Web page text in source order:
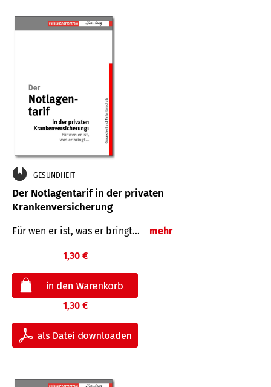
GESUNDHEIT
Der Notlagentarif in der privaten
Krankenversicherung
Für wen er ist, was er bringt… mehr
1,30 €
1,30 €